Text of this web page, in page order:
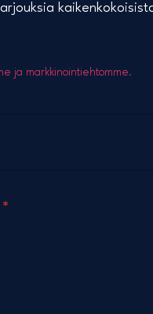
ja markkinointiehtomme.
*